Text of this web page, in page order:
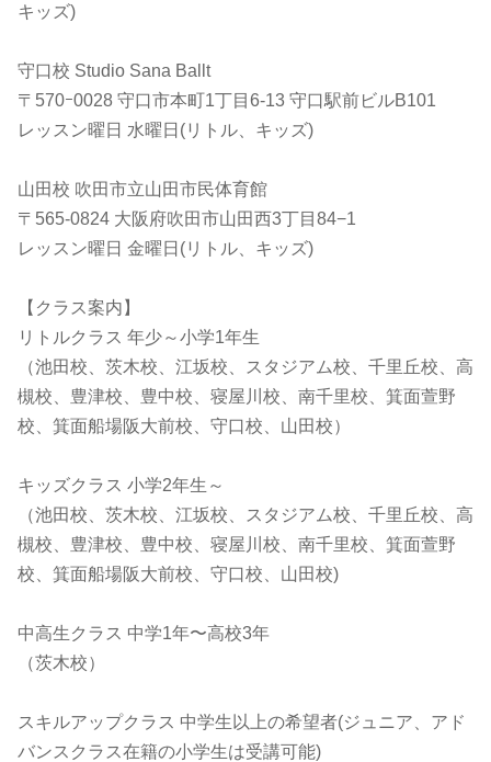
キッズ)
守口校 Studio Sana Ballt
〒570ｰ0028 守口市本町1丁目6-13 守口駅前ビルB101
レッスン曜日 水曜日(リトル、キッズ)
山田校 吹田市立山田市民体育館
〒565-0824 大阪府吹田市山田西3丁目84−1
レッスン曜日 金曜日(リトル、キッズ)
【クラス案内】
リトルクラス 年少～小学1年生
（池田校、茨木校、江坂校、スタジアム校、千里丘校、高
槻校、豊津校、豊中校、寝屋川校、南千里校、箕面萱野
校、箕面船場阪大前校、守口校、山田校）
キッズクラス 小学2年生～
（池田校、茨木校、江坂校、スタジアム校、千里丘校、高
槻校、豊津校、豊中校、寝屋川校、南千里校、箕面萱野
校、箕面船場阪大前校、守口校、山田校)
中高生クラス 中学1年〜高校3年
（茨木校）
スキルアップクラス 中学生以上の希望者(ジュニア、アド
バンスクラス在籍の小学生は受講可能)